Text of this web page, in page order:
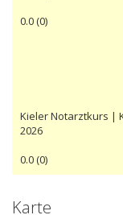
0.0(0)
Kieler Notarztkurs |
2026
0.0(0)
Karte